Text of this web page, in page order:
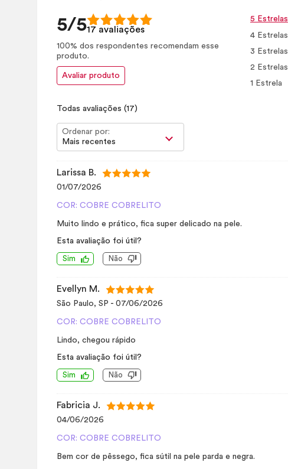
5/517 avaliações
100% dos respondentes recomendam esse
produto.
Avaliar produto
5 Estrelas
4 Estrelas
3 Estrelas
2 Estrelas
1 Estrela
Todas avaliações (17)
Ordenar por:
Mais recentes
Larissa B.
01/07/2026
COR: COBRE COBRELITO
Muito lindo e prático, fica super delicado na pele.
Esta avaliação foi útil?
Sim Não
Evellyn M.
São Paulo, SP - 07/06/2026
COR: COBRE COBRELITO
Lindo, chegou rápido
Esta avaliação foi útil?
Sim Não
Fabricia J.
04/06/2026
COR: COBRE COBRELITO
Bem cor de pêssego, fica sútil na pele parda e negra.